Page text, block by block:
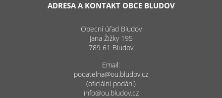
ADRESA A KONTAKT OBCE BLUDOV
Obecní úřad Bludov
Jana Žižky 195
789 61 Bludov
Email:
podatelna@ou.bludov.cz
(oficiální podání)
info@ou.bludov.cz